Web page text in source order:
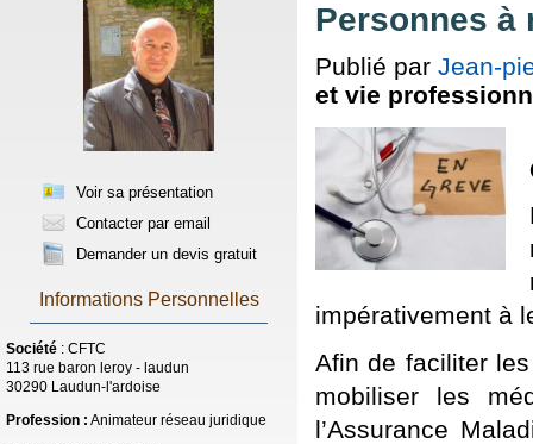
Voir sa présentation
Contacter par email
Demander un devis gratuit
Informations Personnelles
Société : CFTC
113 rue baron leroy - laudun
30290 Laudun-l'ardoise
Profession : Animateur réseau juridique
Personnes à
Publié par Jean-
et vie
impérativement à
Afin de faciliter
mobiliser les
l’Assurance